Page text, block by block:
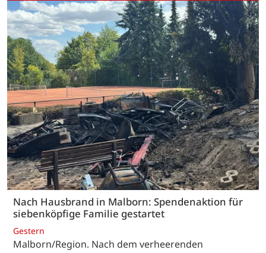
Nach Hausbrand in Malborn: Spendenaktion für
siebenköpfige Familie gestartet
Gestern
Malborn/Region. Nach dem verheerenden